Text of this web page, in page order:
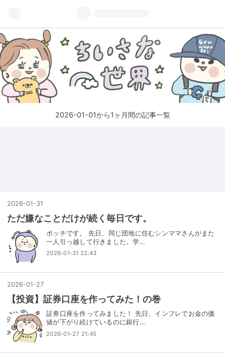
2026-01-01から1ヶ月間の記事一覧
2026-01 -31
ただ嫌なことだけが続く毎日です。
ボッチです。 先日、同じ団地に住むシンママさんがまた
一人引っ越して行きました。学…
2026-01-31 22:43
2026-01-27
【投資】証券口座を作ってみた！の巻
証券口座を作ってみました！ 先日、インフレでお金の価
値が下がり続けているのに銀行…
2026-01-27 21:45